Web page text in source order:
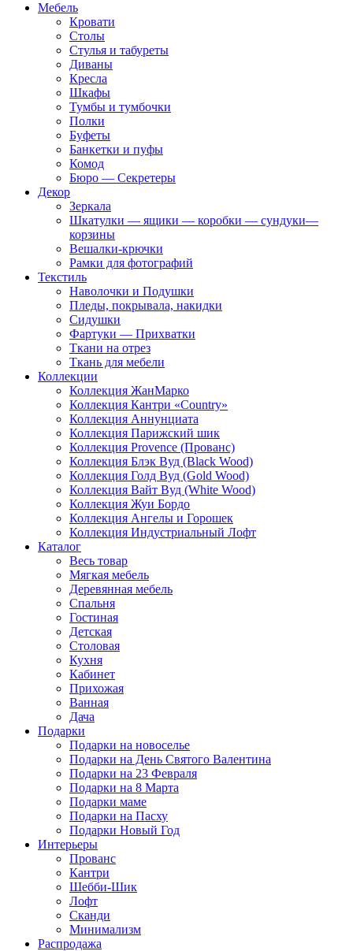
Мебель
Кровати
Столы
Стулья и табуреты
Диваны
Кресла
Шкафы
Тумбы и тумбочки
Полки
Буфеты
Банкетки и пуфы
Комод
Бюро — Секретеры
Декор
Зеркала
Шкатулки — ящики — коробки — сундуки—
корзины
Вешалки-крючки
Рамки для фотографий
Текстиль
Наволочки и Подушки
Пледы, покрывала, накидки
Сидушки
Фартуки — Прихватки
Ткани на отрез
Ткань для мебели
Коллекции
Коллекция ЖанМарко
Коллекция Кантри «Country»
Коллекция Аннунциата
Коллекция Парижский шик
Коллекция Provence (Прованс)
Коллекция Блэк Вуд (Black Wood)
Коллекция Голд Вуд (Gold Wood)
Коллекция Вайт Вуд (White Wood)
Коллекция Жуи Бордо
Коллекция Ангелы и Горошек
Коллекция Индустриальный Лофт
Каталог
Весь товар
Мягкая мебель
Деревянная мебель
Спальня
Гостиная
Детская
Столовая
Кухня
Кабинет
Прихожая
Ванная
Дача
Подарки
Подарки на новоселье
Подарки на День Святого Валентина
Подарки на 23 Февраля
Подарки на 8 Марта
Подарки маме
Подарки на Пасху
Подарки Новый Год
Интерьеры
Прованс
Кантри
Шебби-Шик
Лофт
Сканди
Минимализм
Распродажа